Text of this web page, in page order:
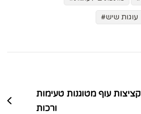
עוגות שיש
קציצות עוף מטוגנות טעימות
ורכות